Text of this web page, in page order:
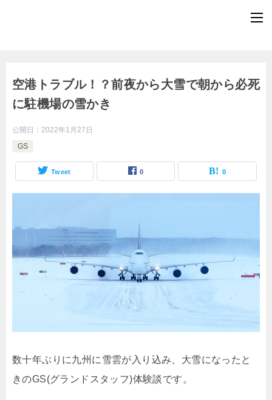
空港トラブル！？前夜から大雪で朝から必死
に駐機場の雪かき
公開日： 2022年1月27日
GS
Tweet 0 0
数十年ぶりに九州に雪雲が入り込み、大雪になったと
きのGS(グランドスタッフ)体験談です。